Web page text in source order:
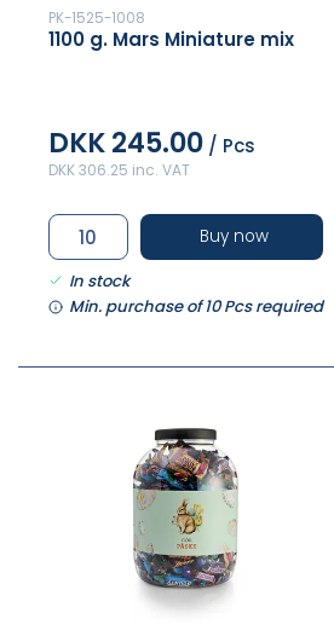
PK-1525-1008
1100 g. Mars Miniature mix
DKK 245.00 / Pcs
DKK 306.25 inc. VAT
Buy now
In stock
Min. purchase of 10 Pcs required